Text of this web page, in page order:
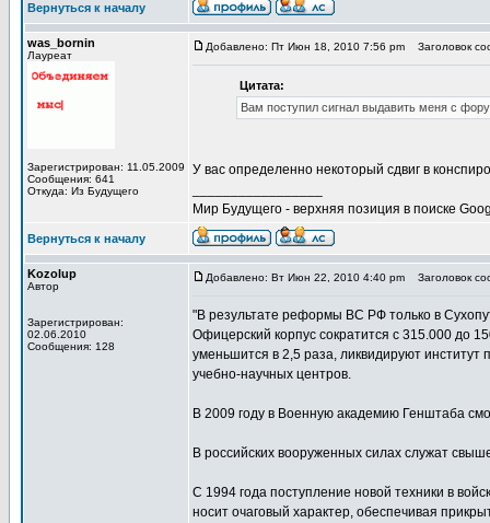
Вернуться к началу
was_bornin
Лауреат
Зарегистрирован: 11.05.2009
Сообщения: 641
Откуда: Из Будущего
Добавлено: Пт Июн 18, 2010 7:56 pm Заголовок
Цитата:
Вам поступил сигнал выдавить меня с
У вас определенно некоторый сдвиг в
Мир Будущего - верхняя позиция в поиске
Вернуться к началу
Kozolup
Автор
Зарегистрирован:
02.06.2010
Сообщения: 128
Добавлено: Вт Июн 22, 2010 4:40 pm Заголовок
"В результате реформы ВС РФ только в
Офицерский корпус сократится с 315.000 до
уменьшится в 2,5 раза, ликвидируют
учебно-научных центров.
В 2009 году в Военную академию Генштаба
В российских вооруженных силах служат
С 1994 года поступление новой техники в
носит очаговый характер, обеспечивая